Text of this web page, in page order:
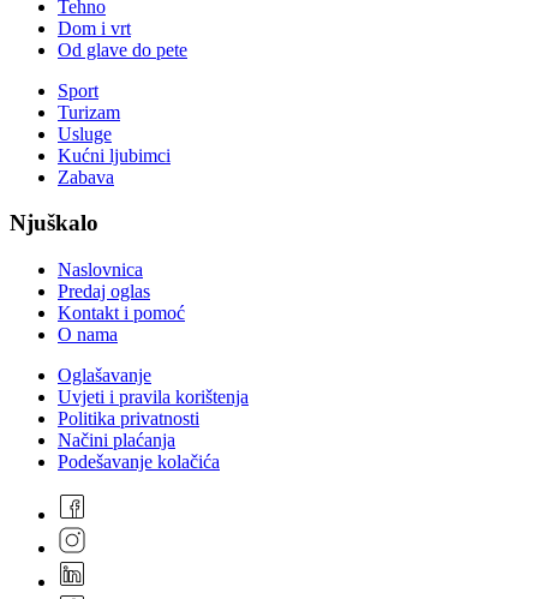
Tehno
Dom i vrt
Od glave do pete
Sport
Turizam
Usluge
Kućni ljubimci
Zabava
Njuškalo
Naslovnica
Predaj oglas
Kontakt i pomoć
O nama
Oglašavanje
Uvjeti i pravila korištenja
Politika privatnosti
Načini plaćanja
Podešavanje kolačića